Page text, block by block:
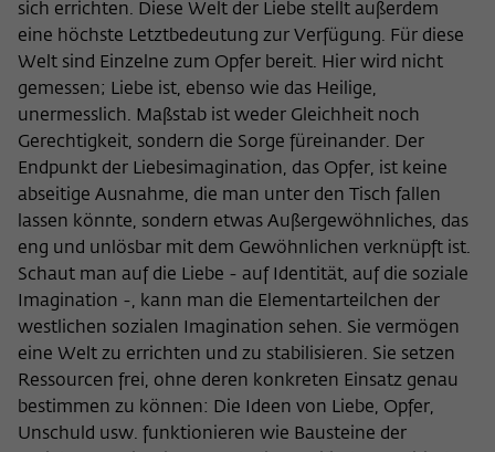
sich errichten. Diese Welt der Liebe stellt außerdem
eine höchste Letztbedeutung zur Verfügung. Für diese
Welt sind Einzelne zum Opfer bereit. Hier wird nicht
gemessen; Liebe ist, ebenso wie das Heilige,
unermesslich. Maßstab ist weder Gleichheit noch
Gerechtigkeit, sondern die Sorge füreinander. Der
Endpunkt der Liebesimagination, das Opfer, ist keine
abseitige Ausnahme, die man unter den Tisch fallen
lassen könnte, sondern etwas Außergewöhnliches, das
eng und unlösbar mit dem Gewöhnlichen verknüpft ist.
Schaut man auf die Liebe - auf Identität, auf die soziale
Imagination -, kann man die Elementarteilchen der
westlichen sozialen Imagination sehen. Sie vermögen
eine Welt zu errichten und zu stabilisieren. Sie setzen
Ressourcen frei, ohne deren konkreten Einsatz genau
bestimmen zu können: Die Ideen von Liebe, Opfer,
Unschuld usw. funktionieren wie Bausteine der